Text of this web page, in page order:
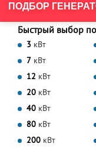
Быстрый выбор
3 кВт
7 кВт
12 кВт
20 кВт
40 кВт
80 кВт
200 кВт
ПОДБОР